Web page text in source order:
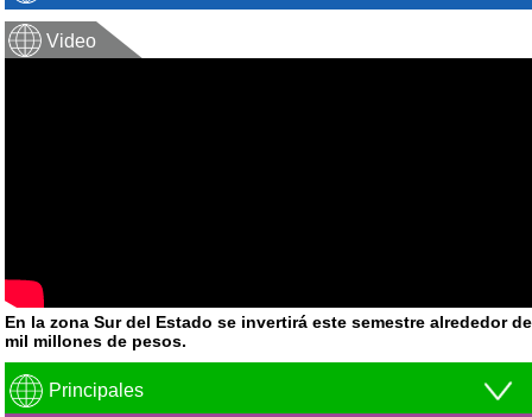
Video
En la zona Sur del Estado se invertirá este semestre alrededor de
mil millones de pesos.
Principales